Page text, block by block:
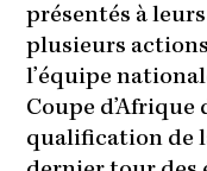
présentés à
plusieurs
l’équipe
Coupe
qualification de